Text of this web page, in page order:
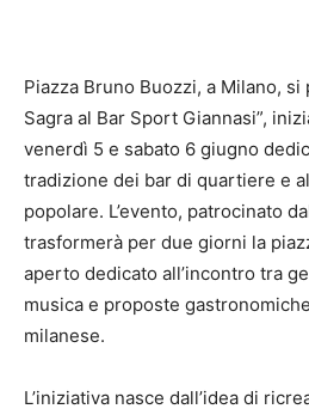
Piazza Bruno Buozzi, a Milano, si
Sagra al Bar Sport Giannasi”,
venerdì 5 e sabato 6 giugno
tradizione dei bar di quartiere e
popolare. L’evento, patrocinato
trasformerà per due giorni la
aperto dedicato all’incontro tra
musica e proposte
milanese.
L’iniziativa nasce dall’idea di